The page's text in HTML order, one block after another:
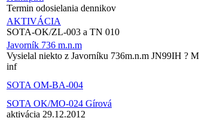
Termin odosielania dennikov
AKTIVÁCIA
SOTA-OK/ZL-003 a TN 010
Javorník 736 m.n.m
Vysielal niekto z Javorníku 736m.n.m JN99IH ?
inf
SOTA OM-BA-004
SOTA OK/MO-024 Gírová
aktivácia 29.12.2012